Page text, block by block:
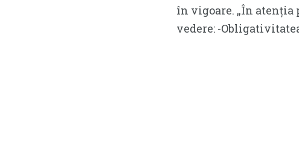
în vigoare. „În
vedere: -